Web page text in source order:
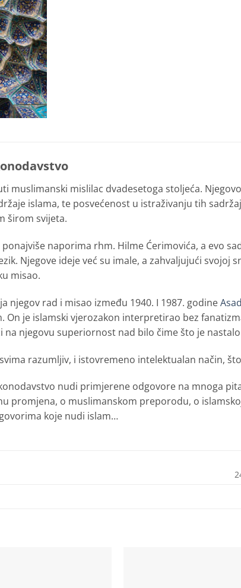
muslimanski mislilac dvadesetoga stoljeća.
islama, te posvećenost u istraživanju tih
širom svijeta.
naporima rhm. Hilme Ćerimovića, a evo
Njegove ideje već su imale, a zahvaljujući svojoj
misao.
njegov rad i misao između 1940. I 1987. godineAsad
On je islamski vjerozakon interpretirao bez
na njegovu superiornost nad bilo čime što je
razumljiv, i istovremeno intelektualan način,
nudi primjerene odgovore na mnoga
promjena, o muslimanskom preporodu, o
koje nudi islam…